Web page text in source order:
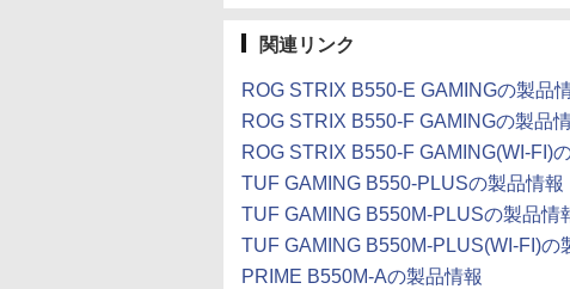
関連リンク
ROG STRIX B550-E GAMINGの製品
ROG STRIX B550-F GAMINGの製品
ROG STRIX B550-F GAMING(WI-FI)
TUF GAMING B550-PLUSの製品情報
TUF GAMING B550M-PLUSの製品情
TUF GAMING B550M-PLUS(WI-FI)の
PRIME B550M-Aの製品情報